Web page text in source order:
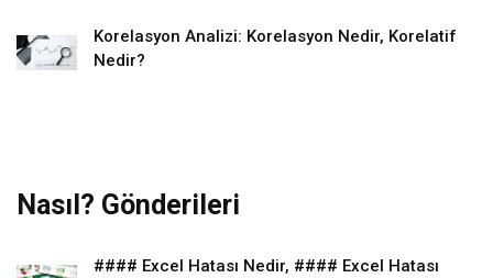
Korelasyon Analizi: Korelasyon Nedir, Korelatif
Nedir?
Nasıl? Gönderileri
#### Excel Hatası Nedir, #### Excel Hatası